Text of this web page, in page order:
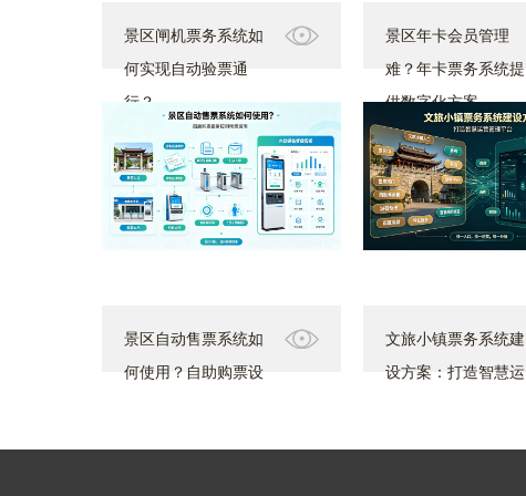
景区闸机票务系统如
何实现自动验票通
行？
景区年卡会员管理
难？年卡票务系统提
供数字化方案
景区自动售票系统如
何使用？自助购票设
文旅小镇票务系统建
设方案：打造智慧运